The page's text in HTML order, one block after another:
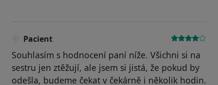
Pacient
Souhlasím s hodnocení paní níže. Všichni si na
sestru jen ztěžují, ale jsem si jistá, že pokud by
odešla, budeme čekat v čekárně i několik hodin.